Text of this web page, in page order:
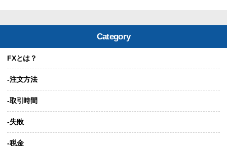
Category
FXとは？
-注文方法
-取引時間
-失敗
-税金